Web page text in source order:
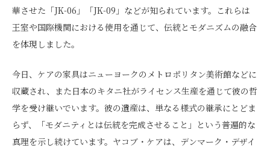
華させた「JK-06」「JK-09」などが知られています。これらは
王室や国際機関における使用を通じて、伝統とモダニズムの融合
を体現しました。
今日、ケアの家具はニューヨークのメトロポリタン美術館などに
収蔵され、また日本のキタニ社がライセンス生産を通じて彼の哲
学を受け継いでいます。彼の遺産は、単なる様式の継承にとどま
らず、「モダニティとは伝統を完成させること」という普遍的な
真理を示し続けています。ヤコブ・ケアは、デンマーク・デザイ